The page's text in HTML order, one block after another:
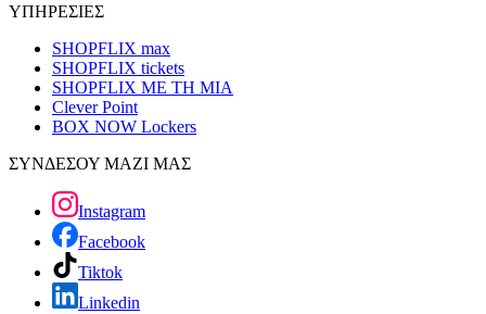
ΥΠΗΡΕΣΙΕΣ
SHOPFLIX max
SHOPFLIX tickets
SHOPFLIX ΜΕ ΤΗ ΜΙΑ
Clever Point
BOX NOW Lockers
ΣΥΝΔΕΣΟΥ ΜΑΖΙ ΜΑΣ
Instagram
Facebook
Tiktok
Linkedin